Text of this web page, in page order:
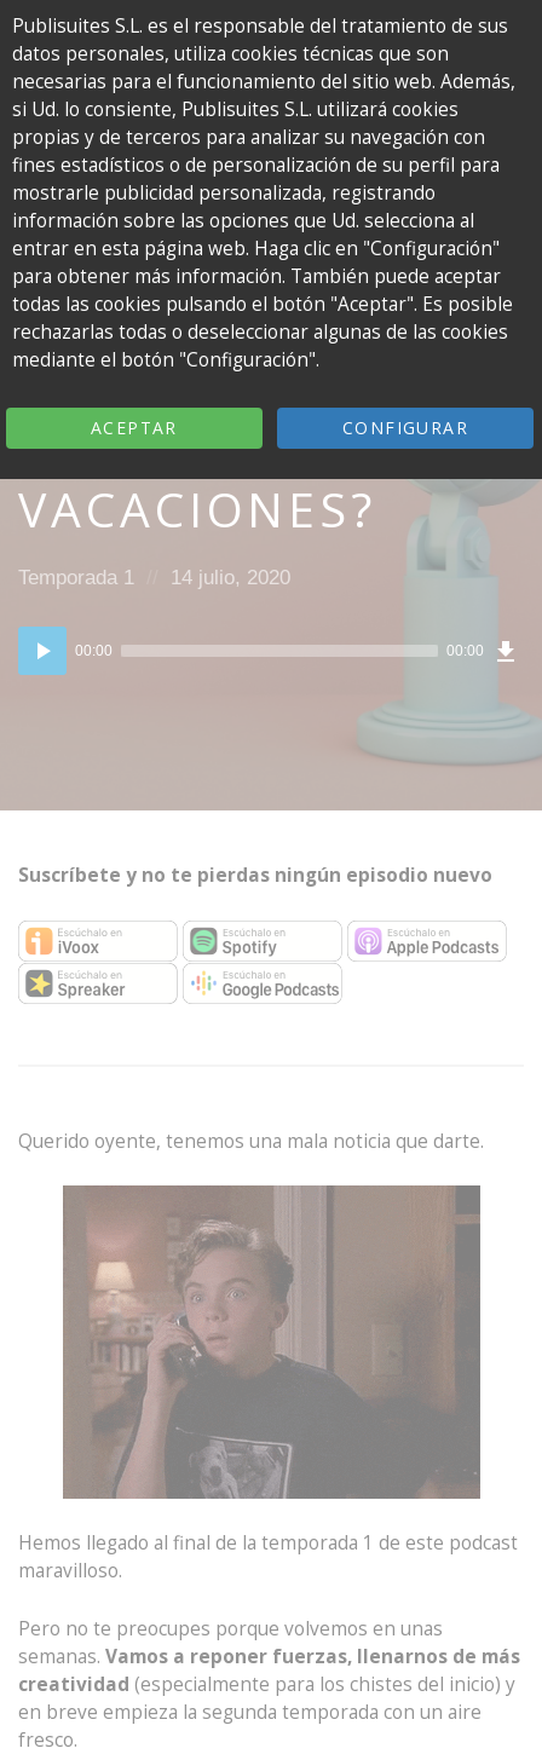
El
podcast
de
Publisuites
para
bloggers
34. FINAL DE
TEMPORADA ¿UN
BLOGGER SE VA DE
VACACIONES?
Posted
Temporada 1
Posted
14 julio, 2020
Reproductor
de
00:00 00:00
Suscríbete y no te pierdas ningún episodio nuevo
Querido oyente, tenemos una mala noticia que darte.
Hemos llegado al final de la temporada 1 de este podcast
maravilloso.
Pero no te preocupes porque volvemos en unas
semanas. Vamos a reponer fuerzas, llenarnos de más
creatividad (especialmente para los chistes del inicio) y
en breve empieza la segunda temporada con un aire
fresco.
Publisuites S.L. es el responsable del tratamiento de sus
datos personales, utiliza cookies técnicas que son
necesarias para el funcionamiento del sitio web. Además,
si Ud. lo consiente, Publisuites S.L. utilizará cookies
propias y de terceros para analizar su navegación con
fines estadísticos o de personalización de su perfil para
mostrarle publicidad personalizada, registrando
información sobre las opciones que Ud. selecciona al
entrar en esta página web. Haga clic en "Configuración"
para obtener más información. También puede aceptar
todas las cookies pulsando el botón "Aceptar". Es posible
rechazarlas todas o deseleccionar algunas de las cookies
mediante el botón "Configuración".
ACEPTAR CONFIGURAR